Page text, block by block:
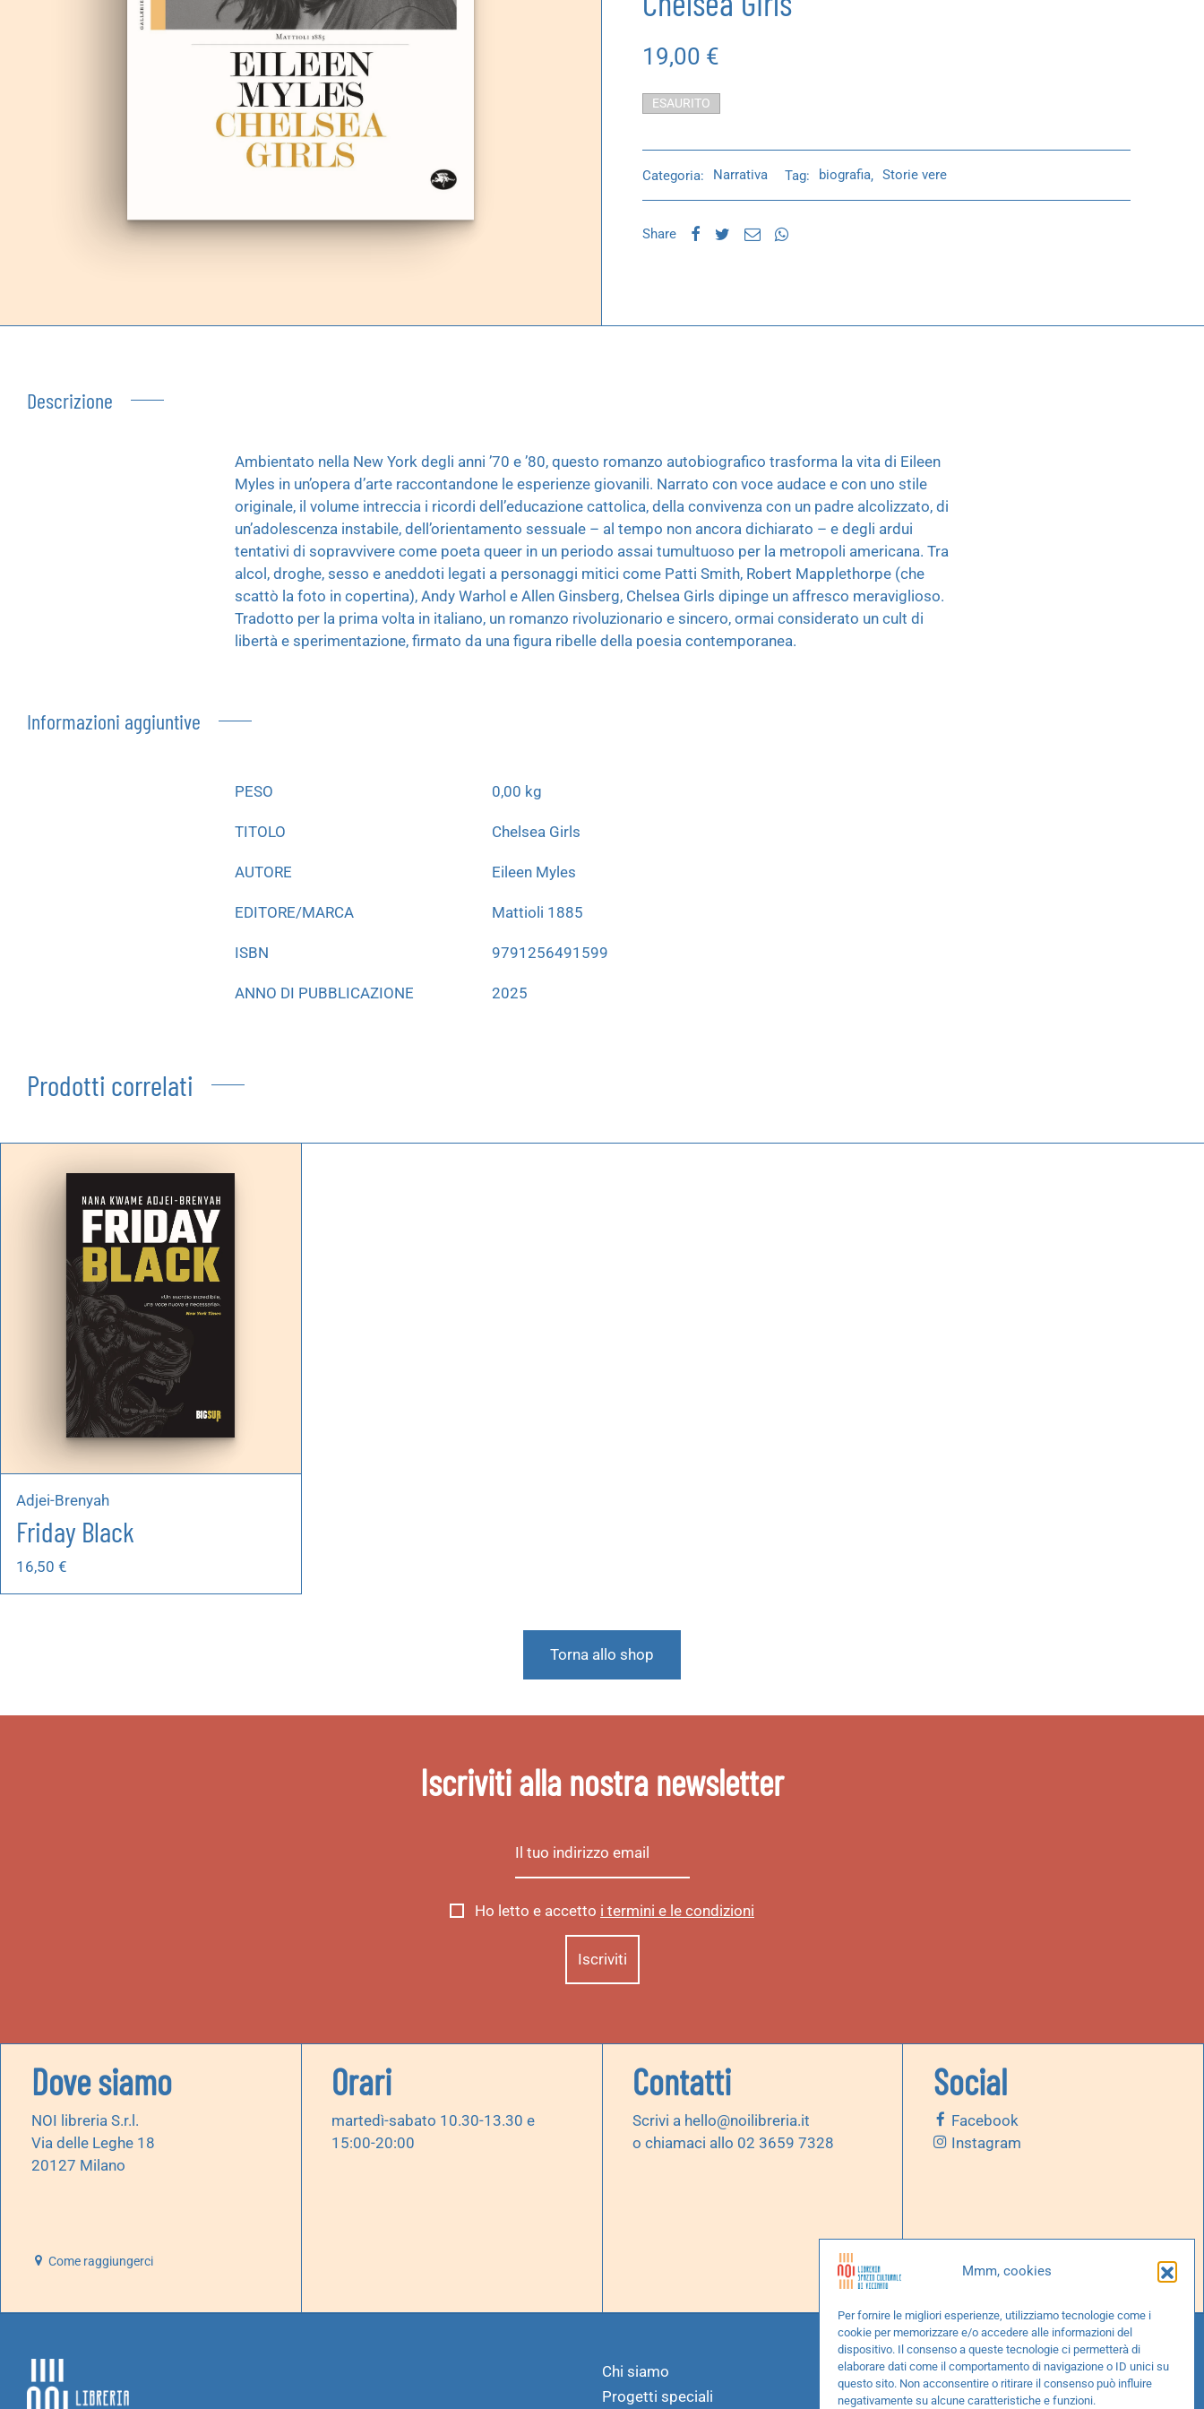
Mmm, cookies
Per fornire le migliori esperienze, utilizziamo tecnologie come i
cookie per memorizzare e/o accedere alle informazioni del
dispositivo. Il consenso a queste tecnologie ci permetterà di
elaborare dati come il comportamento di navigazione o ID unici su
questo sito. Non acconsentire o ritirare il consenso può influire
negativamente su alcune caratteristiche e funzioni.
19,00 €
ESAURITO
Categoria: Narrativa Tag: biografia, Storie vere
Share
Descrizione
Ambientato nella New York degli anni ’70 e ’80, questo romanzo autobiografico trasforma la vita di Eileen
Myles in un’opera d’arte raccontandone le esperienze giovanili. Narrato con voce audace e con uno stile
originale, il volume intreccia i ricordi dell’educazione cattolica, della convivenza con un padre alcolizzato, di
un’adolescenza instabile, dell’orientamento sessuale – al tempo non ancora dichiarato – e degli ardui
tentativi di sopravvivere come poeta queer in un periodo assai tumultuoso per la metropoli americana. Tra
alcol, droghe, sesso e aneddoti legati a personaggi mitici come Patti Smith, Robert Mapplethorpe (che
scattò la foto in copertina), Andy Warhol e Allen Ginsberg, Chelsea Girls dipinge un affresco meraviglioso.
Tradotto per la prima volta in italiano, un romanzo rivoluzionario e sincero, ormai considerato un cult di
libertà e sperimentazione, firmato da una figura ribelle della poesia contemporanea.
Informazioni aggiuntive
PESO 0,00 kg
TITOLO Chelsea Girls
AUTORE Eileen Myles
EDITORE/MARCA Mattioli 1885
ISBN 9791256491599
ANNO DI PUBBLICAZIONE 2025
Prodotti correlati
Adjei-Brenyah
Friday Black
16,50 €
Torna allo shop
Iscriviti alla nostra newsletter
Ho letto e accetto i termini e le condizioni
Dove siamo
NOI libreria S.r.l.
Via delle Leghe 18
20127 Milano
Come raggiungerci
Orari
martedì-sabato 10.30-13.30 e
15:00-20:00
Contatti
Scrivi a hello@noilibreria.it
o chiamaci allo 02 3659 7328
Social
Facebook
Instagram
Chi siamo
Progetti speciali